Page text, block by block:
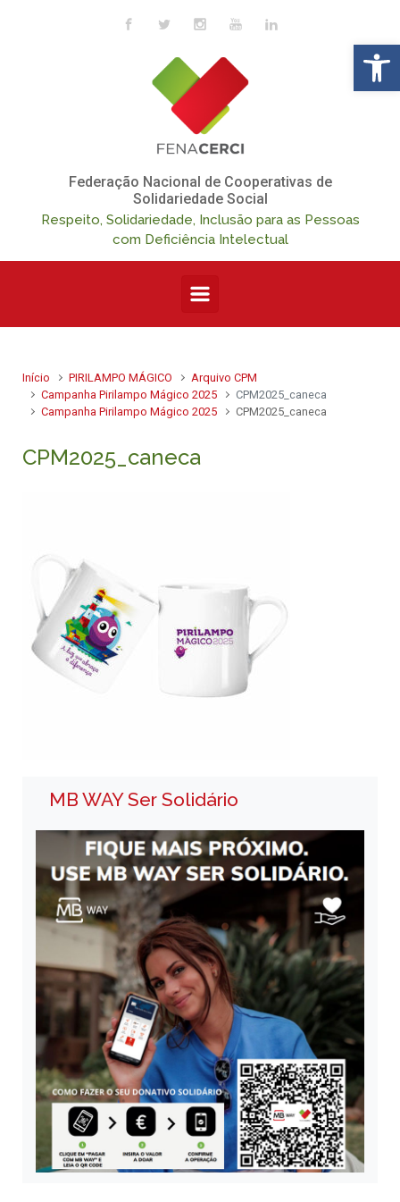
Skip to main content
Federação Nacional de Cooperativas de
Solidariedade Social
Respeito, Solidariedade, Inclusão para as Pessoas
com Deficiência Intelectual
Início PIRILAMPO MÁGICO
Arquivo CPM
Campanha Pirilampo Mágico 2025
CPM2025_caneca
Campanha Pirilampo Mágico 2025
CPM2025_caneca
CPM2025_caneca
MB WAY Ser Solidário